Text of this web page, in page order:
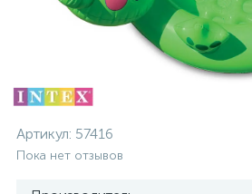
Артикул: 57416
Пока нет отзывов